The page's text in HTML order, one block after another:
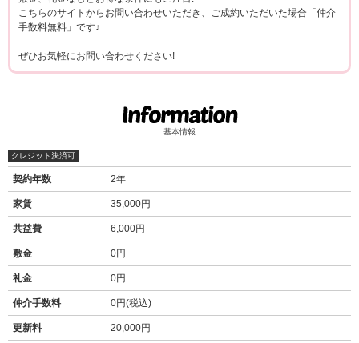
こちらのサイトからお問い合わせいただき、ご成約いただいた場合「仲介
手数料無料」です♪
ぜひお気軽にお問い合わせください!
基本情報
クレジット決済可
契約年数 2年
家賃 35,000円
共益費 6,000円
敷金 0円
礼金 0円
仲介手数料 0円(税込)
更新料 20,000円